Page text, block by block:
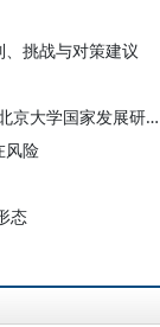
挑战与对策建议
商学教育如何培养“AI无法替代”的领导者——访北京大学国家发展研究院副院长、教授黄卓
风险
态